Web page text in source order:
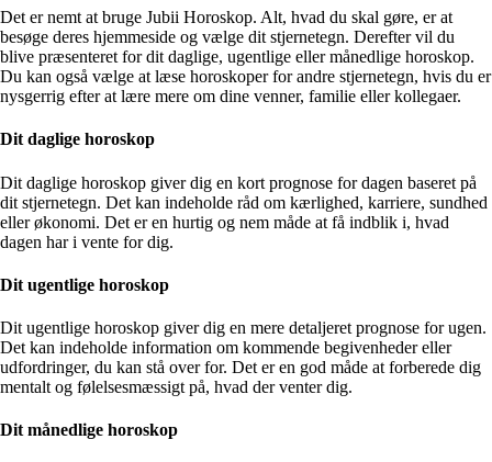
Det er nemt at bruge Jubii Horoskop. Alt, hvad du skal gøre, er at
besøge deres hjemmeside og vælge dit stjernetegn. Derefter vil du
blive præsenteret for dit daglige, ugentlige eller månedlige horoskop.
Du kan også vælge at læse horoskoper for andre stjernetegn, hvis du er
nysgerrig efter at lære mere om dine venner, familie eller kollegaer.
Dit daglige horoskop
Dit daglige horoskop giver dig en kort prognose for dagen baseret på
dit stjernetegn. Det kan indeholde råd om kærlighed, karriere, sundhed
eller økonomi. Det er en hurtig og nem måde at få indblik i, hvad
dagen har i vente for dig.
Dit ugentlige horoskop
Dit ugentlige horoskop giver dig en mere detaljeret prognose for ugen.
Det kan indeholde information om kommende begivenheder eller
udfordringer, du kan stå over for. Det er en god måde at forberede dig
mentalt og følelsesmæssigt på, hvad der venter dig.
Dit månedlige horoskop